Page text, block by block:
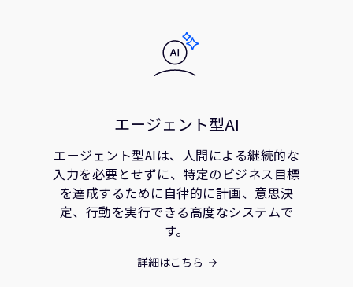
エージェント型AI
エージェント型AIは、人間による継続的な
入力を必要とせずに、特定のビジネス目標
を達成するために自律的に計画、意思決
定、行動を実行できる高度なシステムで
す。
詳細はこちら